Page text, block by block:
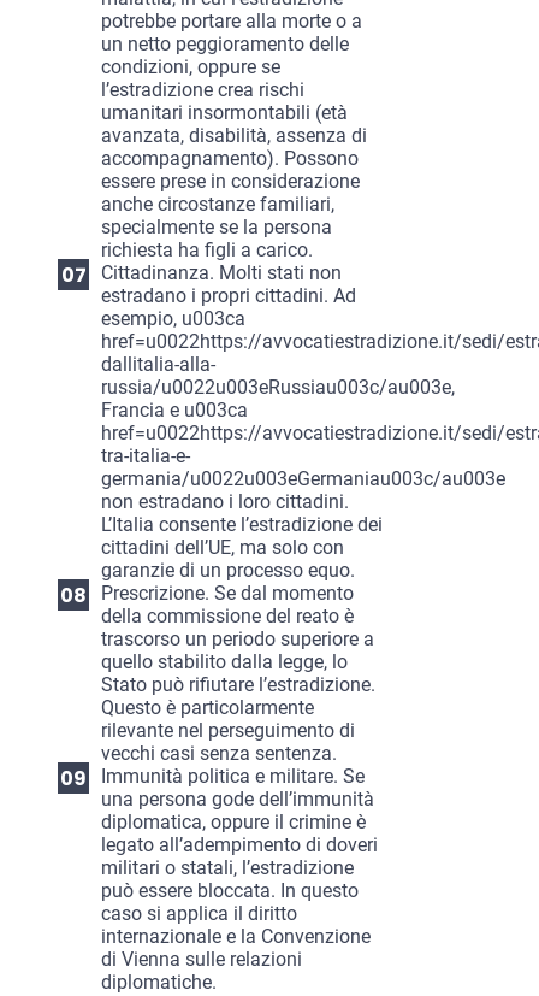
potrebbe portare alla morte o a
un netto peggioramento delle
condizioni, oppure se
l’estradizione crea rischi
umanitari insormontabili (età
avanzata, disabilità, assenza di
accompagnamento). Possono
essere prese in considerazione
anche circostanze familiari,
specialmente se la persona
richiesta ha figli a carico.
Cittadinanza. Molti stati non
estradano i propri cittadini. Ad
esempio, u003ca
href=u0022https://avvocatiestradizione.it/sedi/
dallitalia-alla-
russia/u0022u003eRussiau003c/au003e,
Francia e u003ca
href=u0022https://avvocatiestradizione.it/sedi/
tra-italia-e-
germania/u0022u003eGermaniau003c/au003e
non estradano i loro cittadini.
L’Italia consente l’estradizione dei
cittadini dell’UE, ma solo con
garanzie di un processo equo.
Prescrizione. Se dal momento
della commissione del reato è
trascorso un periodo superiore a
quello stabilito dalla legge, lo
Stato può rifiutare l’estradizione.
Questo è particolarmente
rilevante nel perseguimento di
vecchi casi senza sentenza.
Immunità politica e militare. Se
una persona gode dell’immunità
diplomatica, oppure il crimine è
legato all’adempimento di doveri
militari o statali, l’estradizione
può essere bloccata. In questo
caso si applica il diritto
internazionale e la Convenzione
di Vienna sulle relazioni
diplomatiche.